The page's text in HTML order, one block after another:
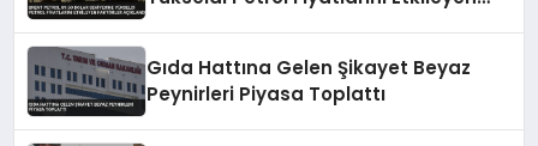
Gıda Hattına Gelen Şikayet Beyaz
Peynirleri Piyasa Toplattı